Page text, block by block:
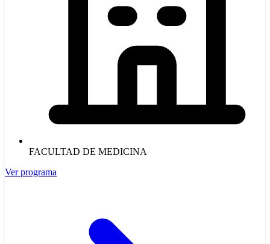
FACULTAD DE MEDICINA
Ver programa